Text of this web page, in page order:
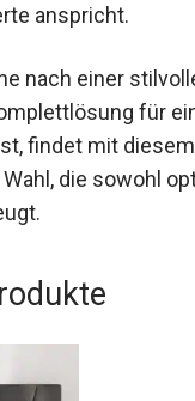
anspricht.
nach einer
für
findet mit
die sowohl